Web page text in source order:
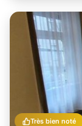
Très bien noté